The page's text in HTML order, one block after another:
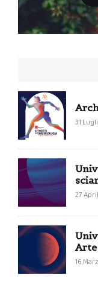
31
27
Arte
16